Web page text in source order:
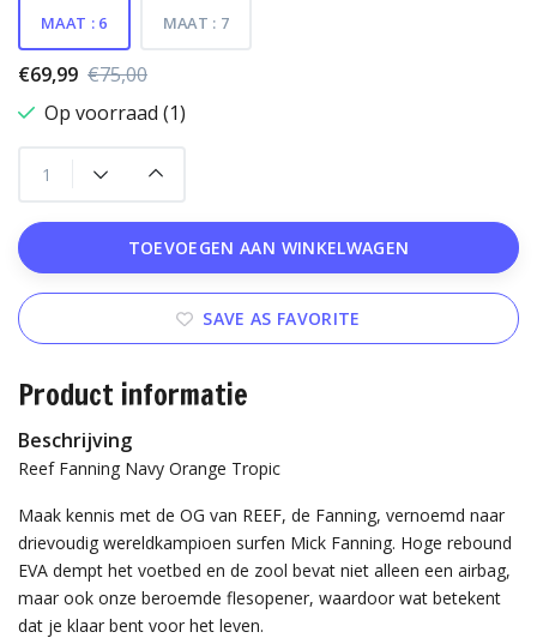
MAAT : 6 MAAT : 7
€69,99 €75,00
Op voorraad (1)
TOEVOEGEN AAN WINKELWAGEN
SAVE AS FAVORITE
Product informatie
Beschrijving
Reef Fanning Navy Orange Tropic
Maak kennis met de OG van REEF, de Fanning, vernoemd naar
drievoudig wereldkampioen surfen Mick Fanning. Hoge rebound
EVA dempt het voetbed en de zool bevat niet alleen een airbag,
maar ook onze beroemde flesopener, waardoor wat betekent
dat je klaar bent voor het leven.